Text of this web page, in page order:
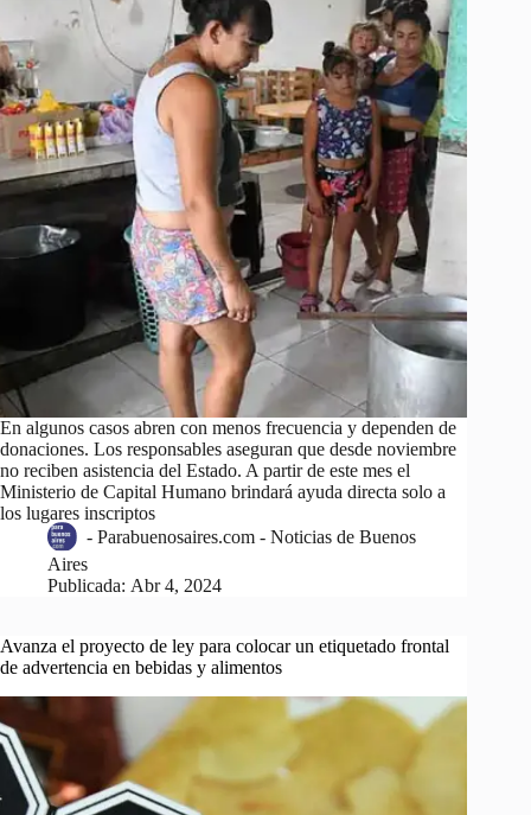
En algunos casos abren con menos frecuencia y dependen de
donaciones. Los responsables aseguran que desde noviembre
no reciben asistencia del Estado. A partir de este mes el
Ministerio de Capital Humano brindará ayuda directa solo a
los lugares inscriptos
- Parabuenosaires.com - Noticias de Buenos
Aires
Publicada: Abr 4, 2024
Avanza el proyecto de ley para colocar un etiquetado frontal
de advertencia en bebidas y alimentos